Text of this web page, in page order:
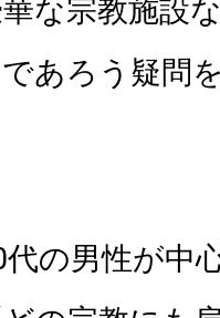
な宗教施設
あろう疑問
の男性が中